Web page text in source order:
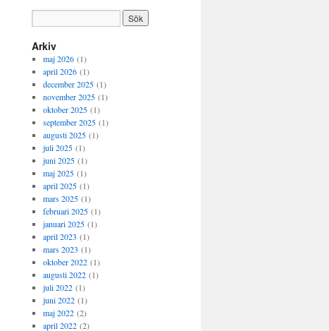
Arkiv
maj 2026(1)
april 2026(1)
december 2025(1)
november 2025(1)
oktober 2025(1)
september 2025(1)
augusti 2025(1)
juli 2025(1)
juni 2025(1)
maj 2025(1)
april 2025(1)
mars 2025(1)
februari 2025(1)
januari 2025(1)
april 2023 (1)
mars 2023 (1)
oktober 2022(1)
augusti 2022(1)
juli 2022(1)
juni 2022(1)
maj 2022(2)
april 2022(2)